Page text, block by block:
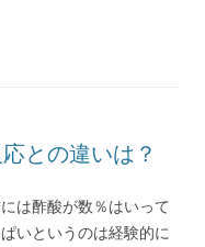
との違いは？
は酢酸が数％はいって
いというのは経験的に